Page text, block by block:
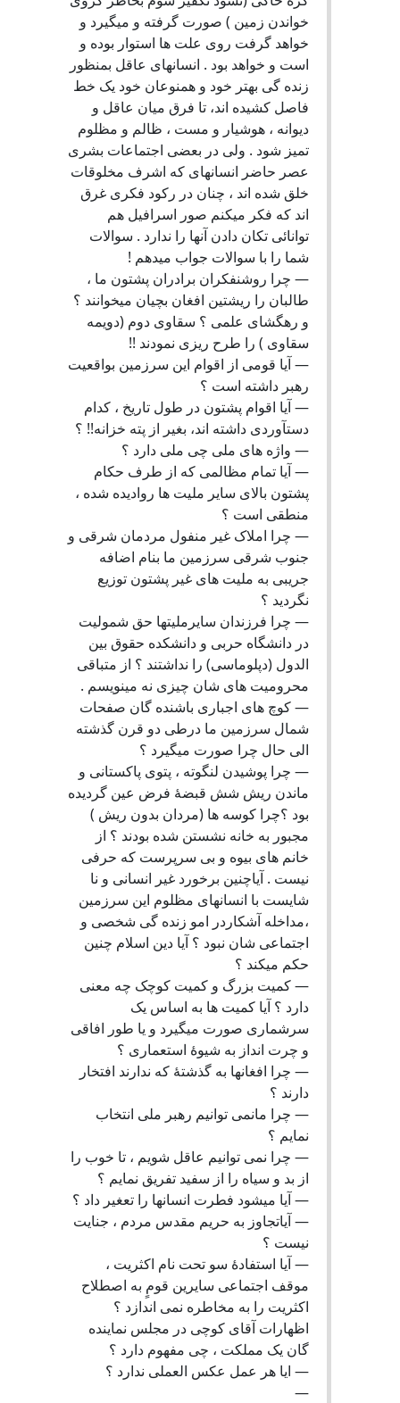
خواندن زمین ) صورت گرفته و میگیرد و
خواهد گرفت روی علت ها استوار بوده و
است و خواهد بود . انسانهای عاقل بمنظور
زنده گی بهتر خود و همنوعان خود یک خط
فاصل کشیده اند، تا فرق میان عاقل و
دیوانه ، هوشیار و مست ، ظالم و مظلوم
تمیز شود . ولی در بعضی اجتماعات بشری
عصر حاضر انسانهای که اشرف مخلوقات
خلق شده اند ، چنان در رکود فکری غرق
اند که فکر میکنم صور اسرافیل هم
توانائی تکان دادن آنها را ندارد . سوالات
شما را با سوالات جواب میدهم !
— چرا روشنفکران برادران پشتون ما ،
طالبان را ریشتین افغان بچیان میخوانند ؟
و رهگشای علمی ؟ سقاوی دوم (دویمه
سقاوی ) را طرح ریزی نمودند !!
— آیا قومی از اقوام این سرزمین بواقعیت
رهبر داشته است ؟
— آیا اقوام پشتون در طول تاریخ ، کدام
دستآوردی داشته اند، بغیر از پته خزانه!! ؟
— واژه های ملی چی ملی دارد ؟
— آیا تمام مظالمی که از طرف حکام
پشتون بالای سایر ملیت ها روادیده شده ،
منطقی است ؟
— چرا املاک غیر منفول مردمان شرقی و
جنوب شرقی سرزمین ما بنام اضافه
جریبی به ملیت های غیر پشتون توزیع
نگردید ؟
— چرا فرزندان سایرملیتها حق شمولیت
در دانشگاه حربی و دانشکده حقوق بین
الدول (دپلوماسی) را نداشتند ؟ از متباقی
محرومیت های شان چیزی نه مینویسم .
— کوچ های اجباری باشنده گان صفحات
شمال سرزمین ما درطی دو قرن گذشته
الی حال چرا صورت میگیرد ؟
— چرا پوشیدن لنگوته ، پتوی پاکستانی و
ماندن ریش شش قبضۀ فرض عین گردیده
بود ؟چرا کوسه ها (مردان بدون ریش )
مجبور به خانه نشستن شده بودند ؟ از
خانم های بیوه و بی سرپرست که حرفی
نیست . آیاچنین برخورد غیر انسانی و نا
شایست با انسانهای مظلوم این سرزمین
،مداخله آشکاردر امو زنده گی شخصی و
اجتماعی شان نبود ؟ آیا دین اسلام چنین
حکم میکند ؟
— کمیت بزرگ و کمیت کوچک چه معنی
دارد ؟ آیا کمیت ها به اساس یک
سرشماری صورت میگیرد و یا طور افاقی
و چرت انداز به شیوۀ استعماری ؟
— چرا افغانها به گذشتۀ که ندارند افتخار
دارند ؟
— چرا مانمی توانیم رهبر ملی انتخاب
نمایم ؟
— چرا نمی توانیم عاقل شویم ، تا خوب را
از بد و سیاه را از سفید تفریق نمایم ؟
— آیا میشود فطرت انسانها را تعغیر داد ؟
— آیاتجاوز به حریم مقدس مردم ، جنایت
نیست ؟
— آیا استفادۀ سو تحت نام اکثریت ،
موقف اجتماعی سایرین قومٍ به اصطلاح
اکثریت را به مخاطره نمی اندازد ؟
اظهارات آقای کوچی در مجلس نماینده
گان یک مملکت ، چی مفهوم دارد ؟
— ایا هر عمل عکس العملی ندارد ؟
—